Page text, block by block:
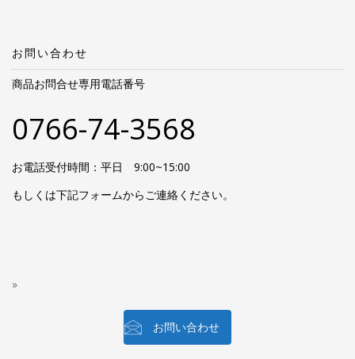
お問い合わせ
商品お問合せ専用電話番号
0766-74-3568
お電話受付時間：平日 9:00~15:00
もしくは下記フォームからご連絡ください。
お問い合わせ